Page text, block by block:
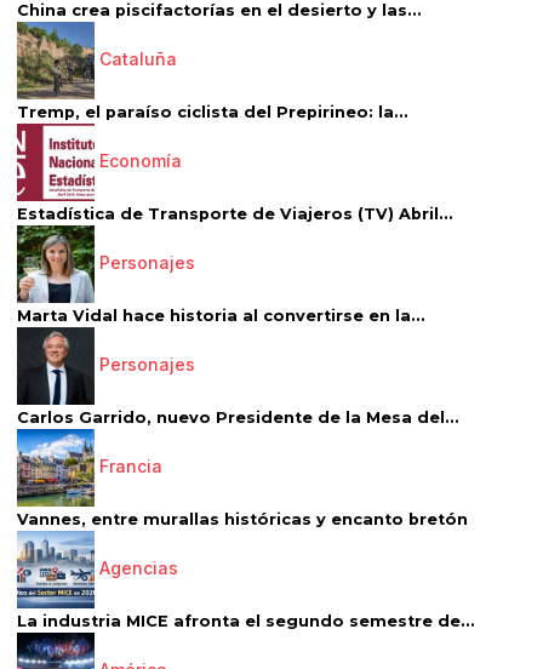
China crea piscifactorías en el desierto y las...
Cataluña
Tremp, el paraíso ciclista del Prepirineo: la...
Economía
Estadística de Transporte de Viajeros (TV) Abril...
Personajes
Marta Vidal hace historia al convertirse en la...
Personajes
Carlos Garrido, nuevo Presidente de la Mesa del...
Francia
Vannes, entre murallas históricas y encanto bretón
Agencias
La industria MICE afronta el segundo semestre de...